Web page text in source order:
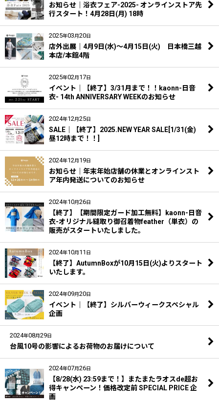
お知らせ｜浴衣フェア-2025- オンラインストア先
行スタート！4月28日(月) 18時
2025年03月20日
店外出展｜4月9日(水)～4月15日(火) 日本橋三越
本店/本館4階
2025年02月 17日
イベント｜【終了】3/31月まで！！kaonn-日音
衣- 14th ANNIVERSARY WEEKのお知らせ
2024年12月25日
SALE｜【終了】2025.NEW YEAR SALE[1/31(金)
昼12時まで！！]
2024年12月 19日
お知らせ｜年末年始店舗の休業とオンラインスト
ア年内発送についてのお知らせ
2024年10月26日
【終了】【期間限定ガード加工無料】kaonn-日音
衣-オリジナル縫取り御召着物feather（単衣）の
販売がスタートいたしました。
2024年10月 11 日
【終了】AutumnBoxが10月15日(火)よりスタート
いたします。
2024年09月20日
イベント｜【終了】シルバーウィークスペシャル
企画
2024年08月29日
台風10号の影響によるお荷物のお届けについて
2024年07月26日
【8/28(水) 23:59まで！】またまたラオスde超お
得キャンペーン！価格改定前 SPECIAL PRICE 企
画